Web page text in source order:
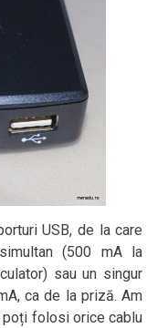
USB, de la care
(500 mA la
sau un singur
ca de la priză. Am
folosi orice cablu